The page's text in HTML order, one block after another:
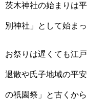
茨木神社の始まりは
別神社」として始ま
お祭りは遅くても江
退散や氏子地域の平
の祇園祭」と古くか